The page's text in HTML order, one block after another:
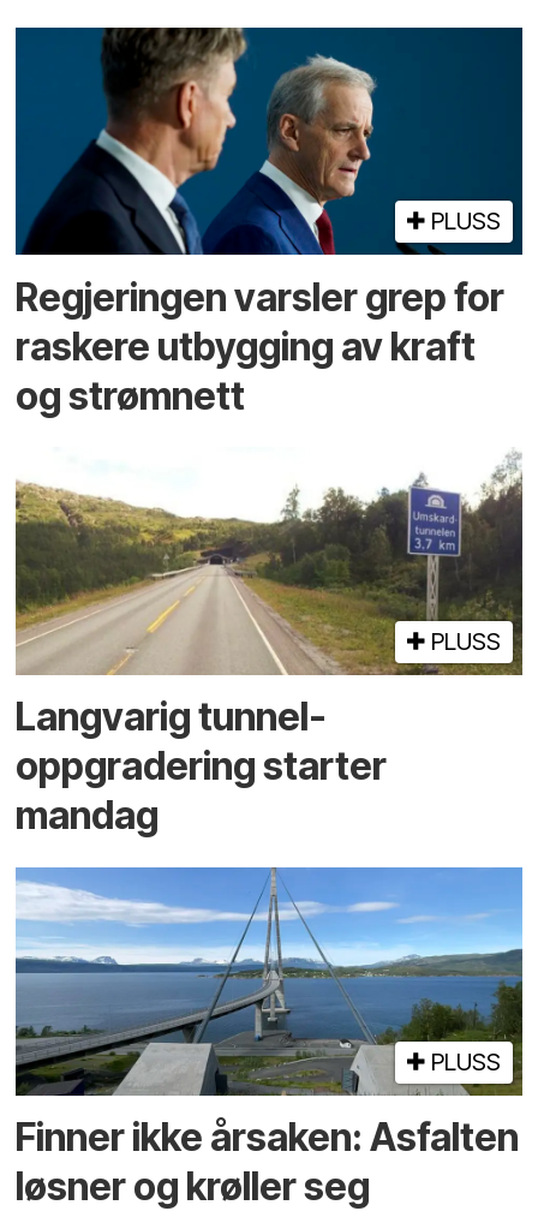
PLUSS
Regjeringen varsler grep for
raskere utbygging av kraft
og strømnett
PLUSS
Langvarig tunnel­
oppgradering starter
mandag
PLUSS
Finner ikke årsaken: Asfalten
løsner og krøller seg